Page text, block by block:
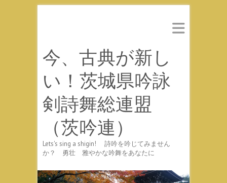
今、古典が新し
い！茨城県吟詠
剣詩舞総連盟
（茨吟連）
Lets's sing a shigin! 詩吟を吟じてみません
か？ 勇壮 雅やかな吟舞をあなたに